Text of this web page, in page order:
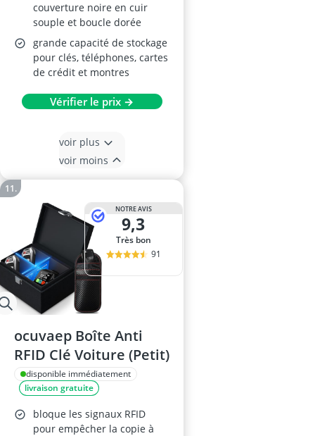
couverture noire en cuir
souple et boucle dorée
grande capacité de stockage
pour clés, téléphones, cartes
de crédit et montres
Vérifier le prix →
voir plus
voir moins
NOTRE AVIS
9,3
Très bon
91
ocuvaep Boîte Anti
RFID Clé Voiture (Petit)
disponible immédiatement
livraison gratuite
bloque les signaux RFID
pour empêcher la copie à